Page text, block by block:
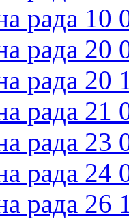
рада 10
рада 20
рада 20
рада 21
рада 23
рада 24
рада 26